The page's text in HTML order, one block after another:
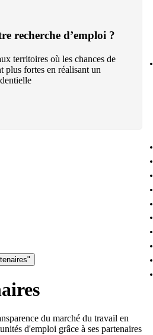
recherche d’emploi ?
territoires où les chances de
plus fortes en réalisant un
du marché du travail en
d'emploi grâce à ses partenaires